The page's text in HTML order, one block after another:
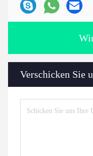
Verschicken Sie